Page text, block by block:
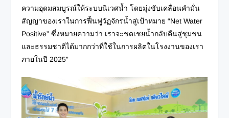
ความอุดมสมบูรณ์ให้ระบบนิเวศน้ำ โดยมุ่งขับเคลื่อนคำมั่น
สัญญาของเราในการฟื้นฟูวัฏจักรน้ำสู่เป้าหมาย “Net Water
Positive” ซึ่งหมายความว่า เราจะชดเชยน้ำกลับคืนสู่ชุมชน
และธรรมชาติได้มากกว่าที่ใช้ในการผลิตในโรงงานของเรา
ภายในปี 2025”